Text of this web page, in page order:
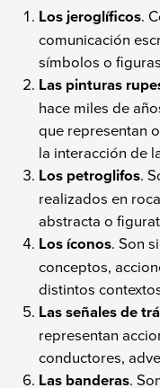
Los jeroglíficos.
comunicación
símbolos o
Las pinturas
hace miles de
que representan
la interacción de
Los petroglifos.
realizados en
abstracta o
Los íconos. Son
conceptos,
distintos
Las señales de
representan
conductores,
Las banderas.